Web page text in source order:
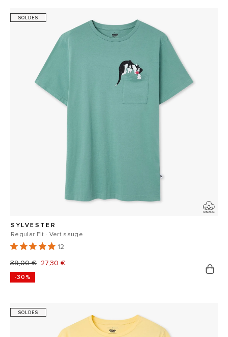
SOLDES
SYLVESTER
Regular Fit · Vert sauge
12
Prix
habituel
39,00 €
Prix
promotionnel
27,30 €
-30%
SOLDES